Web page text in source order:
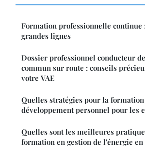
Formation professionnelle continue
grandes lignes
Dossier professionnel conducteur
commun sur route : conseils
votre VAE
Quelles stratégies pour la
développement personnel pour les
Quelles sont les meilleures
formation en gestion de l'énergie